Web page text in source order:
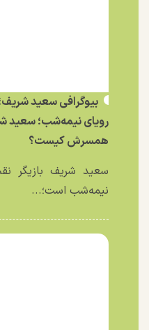
بیوگرافی سعید
رویای نیمه‌شب؛ سعید
همسرش کیست؟
سعید شریف بازیگر
نیمه‌شب است؛...